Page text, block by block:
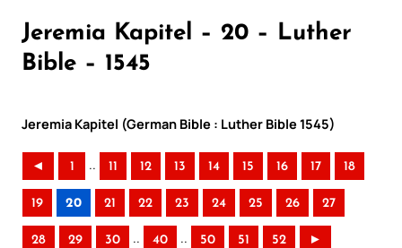
Jeremia Kapitel – 20 – Luther
Bible – 1545
Jeremia Kapitel (German Bible : Luther Bible 1545)
◄ 1 .. 11 12 13 14 15 16 17 18
19 20 21 22 23 24 25 26 27
28 29 30 .. 40 .. 50 51 52 ►